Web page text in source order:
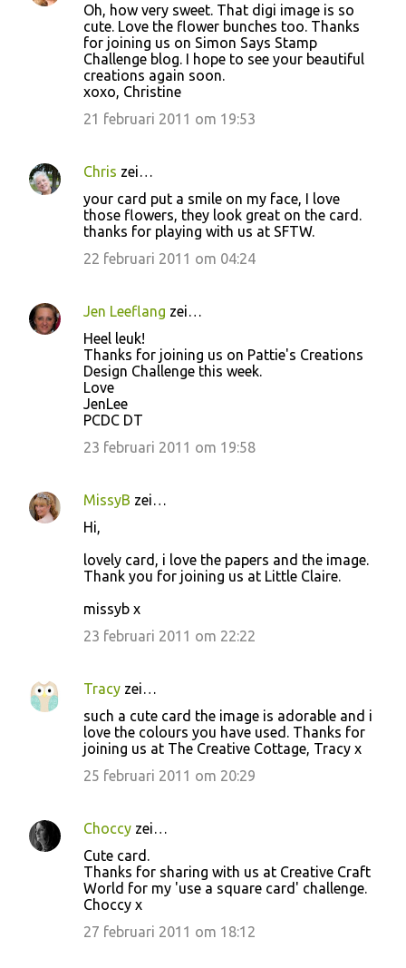
Oh, how very sweet. That digi image is so
cute. Love the flower bunches too. Thanks
for joining us on Simon Says Stamp
Challenge blog. I hope to see your beautiful
creations again soon.
xoxo, Christine
21 februari 2011 om 19:53
Chris zei…
your card put a smile on my face, I love
those flowers, they look great on the card.
thanks for playing with us at SFTW.
22 februari 2011 om 04:24
Jen Leeflang zei…
Heel leuk!
Thanks for joining us on Pattie's Creations
Design Challenge this week.
Love
JenLee
PCDC DT
23 februari 2011 om 19:58
MissyB zei…
Hi,
lovely card, i love the papers and the image.
Thank you for joining us at Little Claire.
missyb x
23 februari 2011 om 22:22
Tracy zei…
such a cute card the image is adorable and i
love the colours you have used. Thanks for
joining us at The Creative Cottage, Tracy x
25 februari 2011 om 20:29
Choccy zei…
Cute card.
Thanks for sharing with us at Creative Craft
World for my 'use a square card' challenge.
Choccy x
27 februari 2011 om 18:12